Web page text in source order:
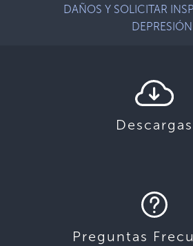
DAÑOS Y SOLICITAR
Descargas
Preguntas